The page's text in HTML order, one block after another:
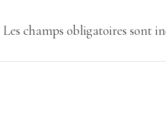
Les champs obligatoires sont